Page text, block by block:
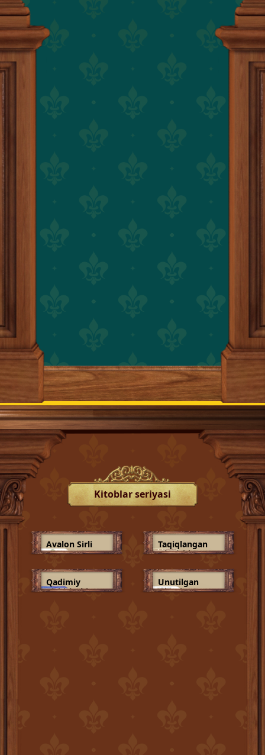
Kitoblar seriyasi
Avalon Sirli
Taqiqlangan
Qisqichlar
Qadimiy
Pichirlashlar
Unutilgan
Qissalar